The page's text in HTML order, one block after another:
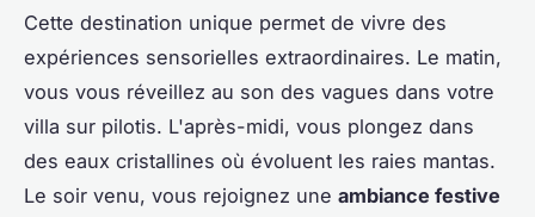
Cette destination unique permet de vivre des
expériences sensorielles extraordinaires. Le matin,
vous vous réveillez au son des vagues dans votre
villa sur pilotis. L'après-midi, vous plongez dans
des eaux cristallines où évoluent les raies mantas.
Le soir venu, vous rejoignez une ambiance festive